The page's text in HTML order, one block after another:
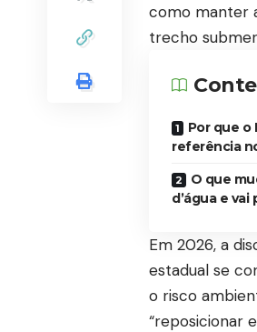
como manter
trecho
Por que o
referência
O que
d’água e
Em 2026, a
estadual se
o risco
“reposicionar